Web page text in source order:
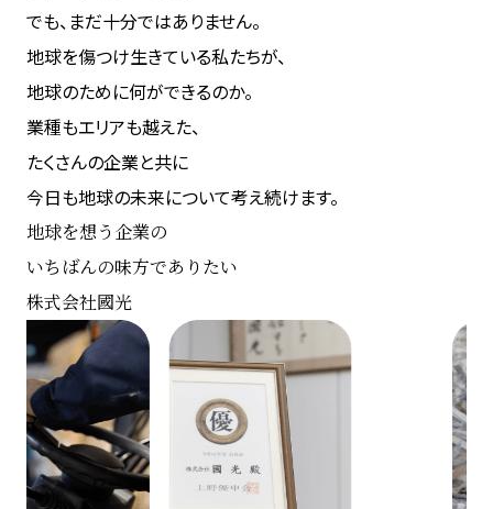
でも、まだ十分ではありません。
地球を傷つけ生きている私たちが、
地球のために何ができるのか。
業種もエリアも越えた、
たくさんの企業と共に
今日も地球の未来について考え続けます。
地球を想う企業の
いちばんの味方でありたい
株式会社國光